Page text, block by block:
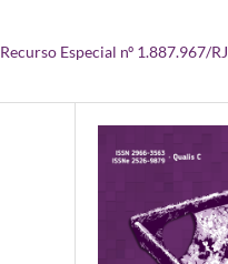
Especial nº 1.887.967/RJ